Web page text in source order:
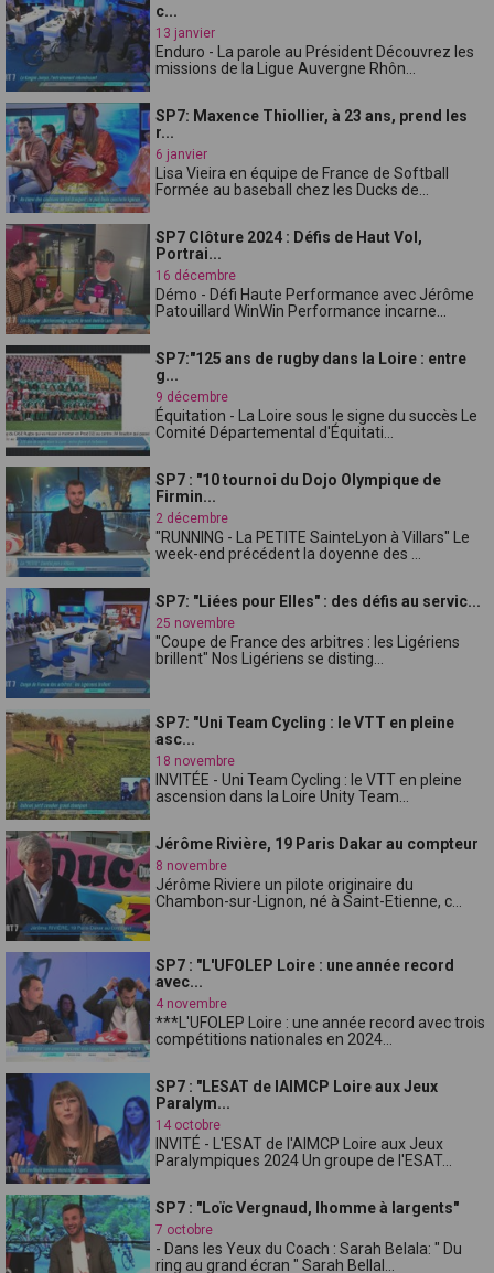
c...
13 janvier
Enduro - La parole au Président Découvrez les
missions de la Ligue Auvergne Rhôn...
SP7: Maxence Thiollier, à 23 ans, prend les
r...
6 janvier
Lisa Vieira en équipe de France de Softball
Formée au baseball chez les Ducks de...
SP7 Clôture 2024 : Défis de Haut Vol,
Portrai...
16 décembre
Démo - Défi Haute Performance avec Jérôme
Patouillard WinWin Performance incarne...
SP7:"125 ans de rugby dans la Loire : entre
g...
9 décembre
Équitation - La Loire sous le signe du succès Le
Comité Départemental d'Équitati...
SP7 : "10 tournoi du Dojo Olympique de
Firmin...
2 décembre
"RUNNING - La PETITE SainteLyon à Villars" Le
week-end précédent la doyenne des ...
SP7: "Liées pour Elles" : des défis au servic...
25 novembre
"Coupe de France des arbitres : les Ligériens
brillent" Nos Ligériens se disting...
SP7: "Uni Team Cycling : le VTT en pleine
asc...
18 novembre
INVITÉE - Uni Team Cycling : le VTT en pleine
ascension dans la Loire Unity Team...
Jérôme Rivière, 19 Paris Dakar au compteur
8 novembre
Jérôme Riviere un pilote originaire du
Chambon-sur-Lignon, né à Saint-Etienne, c...
SP7 : "L'UFOLEP Loire : une année record
avec...
4 novembre
***L'UFOLEP Loire : une année record avec trois
compétitions nationales en 2024...
SP7 : "LESAT de lAIMCP Loire aux Jeux
Paralym...
14 octobre
INVITÉ - L'ESAT de l'AIMCP Loire aux Jeux
Paralympiques 2024 Un groupe de l'ESAT...
SP7 : "Loïc Vergnaud, lhomme à largents"
7 octobre
- Dans les Yeux du Coach : Sarah Belala: " Du
ring au grand écran " Sarah Bellal...